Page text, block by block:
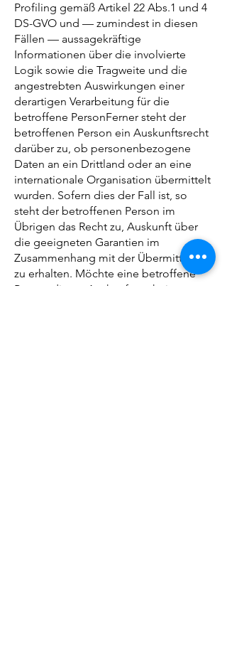
Profiling gemäß Artikel 22 Abs.1 und 4
DS-GVO und — zumindest in diesen
Fällen — aussagekräftige
Informationen über die involvierte
Logik sowie die Tragweite und die
angestrebten Auswirkungen einer
derartigen Verarbeitung für die
betroffene PersonFerner steht der
betroffenen Person ein Auskunftsrecht
darüber zu, ob personenbezogene
Daten an ein Drittland oder an eine
internationale Organisation übermittelt
wurden. Sofern dies der Fall ist, so
steht der betroffenen Person im
Übrigen das Recht zu, Auskunft über
die geeigneten Garantien im
Zusammenhang mit der Übermittlung
zu erhalten. Möchte eine betroffene
Person dieses Auskunftsrecht in